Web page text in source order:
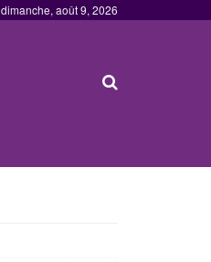
dimanche, août 9, 2026